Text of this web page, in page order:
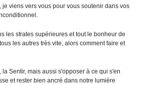
viens vers vous pour vous soutenir dans vos
les strates supérieures et tout le bonheur de
les autres très vite, alors comment faire et
Sentir, mais aussi s'opposer à ce qui s'en
et rester bien ancré dans notre lumière